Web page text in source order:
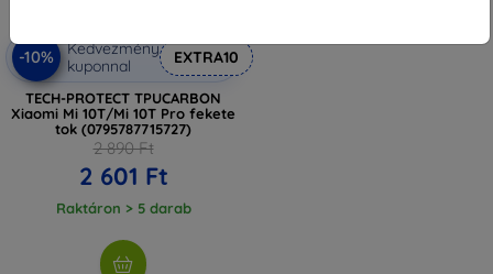
-10%
Kedvezmény
kuponnal
EXTRA10
TECH-PROTECT TPUCARBON
Xiaomi Mi 10T/Mi 10T Pro fekete
tok (0795787715727)
2 890 Ft
2 601 Ft
Raktáron > 5 darab